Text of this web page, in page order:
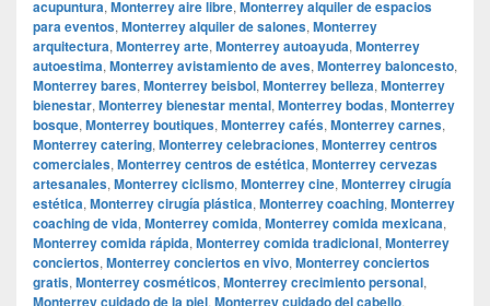
acupuntura, Monterrey aire libre, Monterrey alquiler de espacios
para eventos, Monterrey alquiler de salones, Monterrey
arquitectura, Monterrey arte, Monterrey autoayuda, Monterrey
autoestima, Monterrey avistamiento de aves, Monterrey baloncesto,
Monterrey bares, Monterrey beisbol, Monterrey belleza, Monterrey
bienestar, Monterrey bienestar mental, Monterrey bodas, Monterrey
bosque, Monterrey boutiques, Monterrey cafés, Monterrey carnes,
Monterrey catering, Monterrey celebraciones, Monterrey centros
comerciales, Monterrey centros de estética, Monterrey cervezas
artesanales, Monterrey ciclismo, Monterrey cine, Monterrey cirugía
estética, Monterrey cirugía plástica, Monterrey coaching, Monterrey
coaching de vida, Monterrey comida, Monterrey comida mexicana,
Monterrey comida rápida, Monterrey comida tradicional, Monterrey
conciertos, Monterrey conciertos en vivo, Monterrey conciertos
gratis, Monterrey cosméticos, Monterrey crecimiento personal,
Monterrey cuidado de la piel, Monterrey cuidado del cabello,